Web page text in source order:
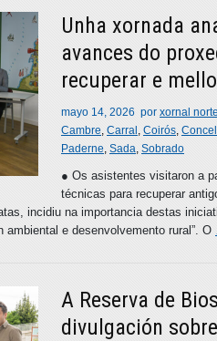
Unha xornada
avances do
recuperar e
mayo 14, 2026 por xornal
Cambre, Carral , Coirós,
Paderne, Sada, Sobrado
● Os asistentes visitaron a
técnicas para recuperar
incidiu na importancia destas
e desenvolvemento rural”. O
A Reserva de
divulgación